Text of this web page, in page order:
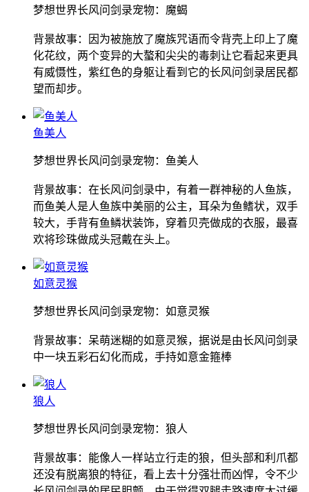
梦想世界长风问剑录宠物：魔蝎
背景故事：因为被施放了魔族咒语而令背壳上印上了魔
化花纹，两个变异的大螯和尖尖的毒刺让它看起来更具
有威慑性，紫红色的身躯让看到它的长风问剑录居民都
望而却步。
鱼美人
梦想世界长风问剑录宠物：鱼美人
背景故事：在长风问剑录中，有着一群神秘的人鱼族，
而鱼美人是人鱼族中美丽的公主，耳朵为鱼鳍状，双手
较大，手背有鱼鳞状装饰，穿着贝壳做成的衣服，最喜
欢将珍珠做成头冠戴在头上。
如意灵猴
梦想世界长风问剑录宠物：如意灵猴
背景故事：呆萌迷糊的如意灵猴，据说是由长风问剑录
中一块五彩石幻化而成，手持如意金箍棒
狼人
梦想世界长风问剑录宠物：狼人
背景故事：能像人一样站立行走的狼，但头部和利爪都
还没有脱离狼的特征，看上去十分强壮而凶悍，令不少